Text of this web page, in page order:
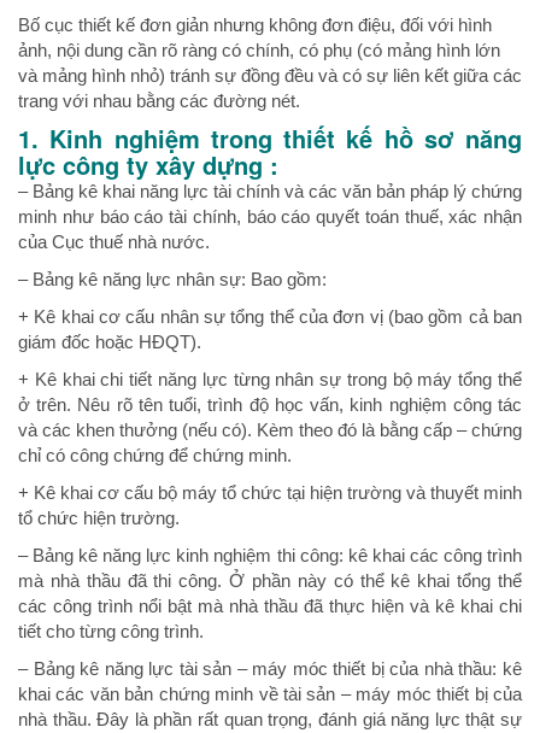
Bố cục thiết kế đơn giản nhưng không đơn điệu, đối với hình
ảnh, nội dung cần rõ ràng có chính, có phụ (có mảng hình lớn
và mảng hình nhỏ) tránh sự đồng đều và có sự liên kết giữa các
trang với nhau bằng các đường nét.
1. Kinh nghiệm trong thiết kế hồ sơ năng
lực công ty xây dựng:
– Bảng kê khai năng lực tài chính và các văn bản pháp lý chứng
minh như báo cáo tài chính, báo cáo quyết toán thuế, xác nhận
của Cục thuế nhà nước.
– Bảng kê năng lực nhân sự: Bao gồm:
+ Kê khai cơ cấu nhân sự tổng thể của đơn vị (bao gồm cả ban
giám đốc hoặc HĐQT).
+ Kê khai chi tiết năng lực từng nhân sự trong bộ máy tổng thể
ở trên. Nêu rõ tên tuổi, trình độ học vấn, kinh nghiệm công tác
và các khen thưởng (nếu có). Kèm theo đó là bằng cấp – chứng
chỉ có công chứng để chứng minh.
+ Kê khai cơ cấu bộ máy tổ chức tại hiện trường và thuyết minh
tổ chức hiện trường.
– Bảng kê năng lực kinh nghiệm thi công: kê khai các công trình
mà nhà thầu đã thi công. Ở phần này có thể kê khai tổng thể
các công trình nổi bật mà nhà thầu đã thực hiện và kê khai chi
tiết cho từng công trình.
– Bảng kê năng lực tài sản – máy móc thiết bị của nhà thầu: kê
khai các văn bản chứng minh về tài sản – máy móc thiết bị của
nhà thầu. Đây là phần rất quan trọng, đánh giá năng lực thật sự